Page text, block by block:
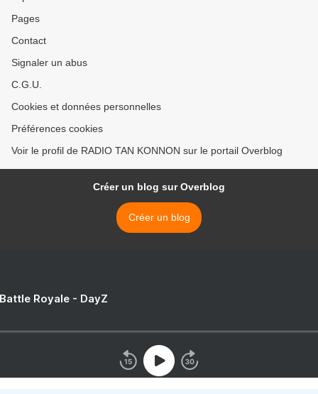
Pages
Contact
Signaler un abus
C.G.U.
Cookies et données personnelles
Préférences cookies
Voir le profil de RADIO TAN KONNON sur le portail Overblog
Créer un blog sur Overblog
Créer un blog
Royale - DayZ